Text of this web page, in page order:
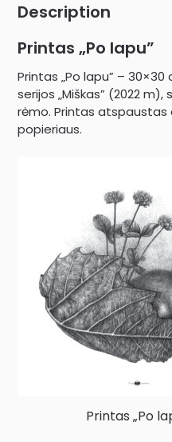
Description
Printas „Po lapu”
Printas „Po lapu” –
serijos „Miškas” (2022
rėmo. Printas
popieriaus.
Printas „Po